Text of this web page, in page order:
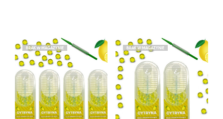
BRAK W MAGAZYNIE BRAK W MAGAZYNIE